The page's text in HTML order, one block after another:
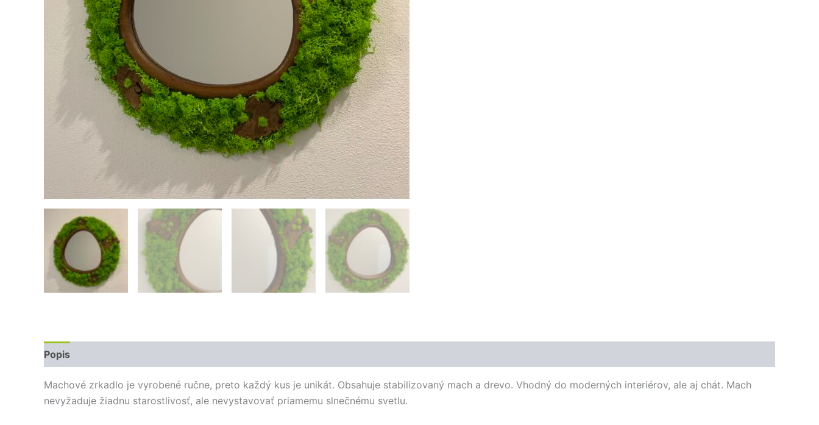
Popis
Machové zrkadlo je vyrobené ručne, preto každý kus je unikát. Obsahuje stabilizovaný mach a drevo. Vhodný do moderných interiérov, ale aj chát. Mach
nevyžaduje žiadnu starostlivosť, ale nevystavovať priamemu slnečnému svetlu.